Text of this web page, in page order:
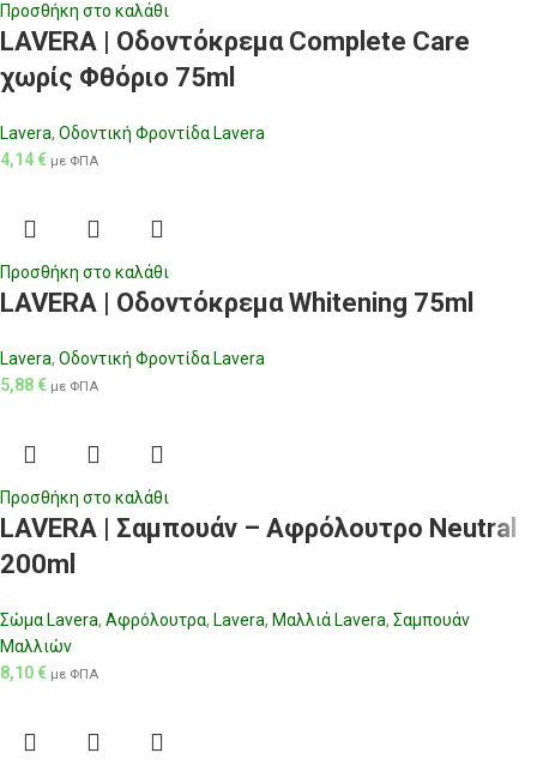
Προσθήκη στο καλάθι
LAVERA | Οδοντόκρεμα Complete Care
χωρίς Φθόριο 75ml
Lavera, Οδοντική Φροντίδα Lavera
4,14€ με ΦΠΑ
Προσθήκη στο καλάθι
LAVERA | Οδοντόκρεμα Whitening 75ml
Lavera, Οδοντική Φροντίδα Lavera
5,88€ με ΦΠΑ
Προσθήκη στο καλάθι
LAVERA | Σαμπουάν – Αφρόλουτρο Neutral
200ml
Σώμα Lavera, Αφρόλουτρα, Lavera, Μαλλιά Lavera, Σαμπουάν
Μαλλιών
8,10€ με ΦΠΑ